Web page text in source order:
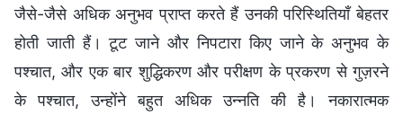
जैसे-जैसे अधिक अनुभव प्राप्त करते हैं उनकी परिस्थितियाँ बेहतर
होती जाती हैं। टूट जाने और निपटारा किए जाने के अनुभव के
पश्चात, और एक बार शुद्धिकरण और परीक्षण के प्रकरण से गुज़रने
के पश्चात, उन्होंने बहुत अधिक उन्नति की है। नकारात्मक